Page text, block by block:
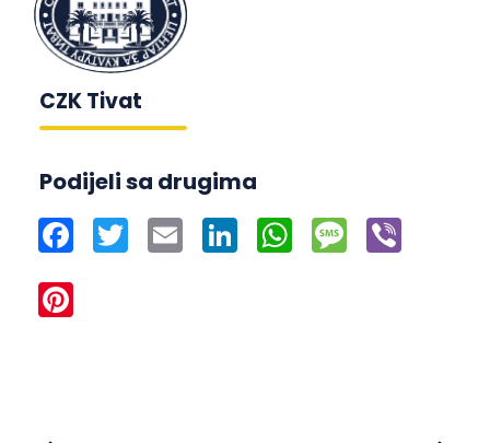
CZK Tivat
Podijeli sa drugima
Facebook
Twitter Email LinkedInWhatsApp
Message